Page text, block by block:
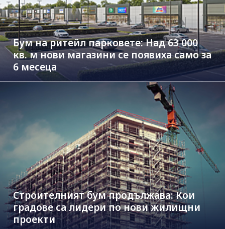
Бум на ритейл парковете: Над 63 000
кв. м нови магазини се появиха само за
6 месеца
Строителният бум продължава: Кои
градове са лидери по нови жилищни
проекти